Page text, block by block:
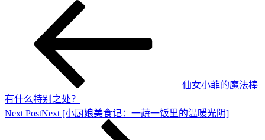
仙女小菲的魔法棒
有什么特别之处？
Next PostNext [小厨娘美食记：一蔬一饭里的温暖光阴]